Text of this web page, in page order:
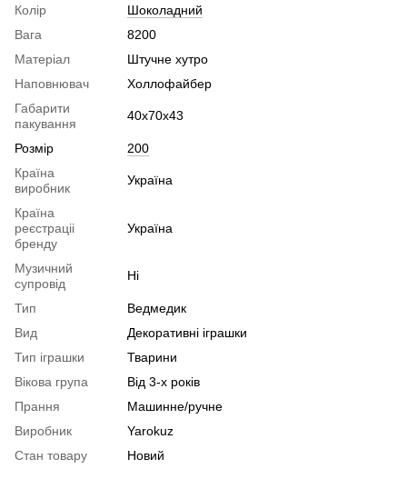
Колір
Шоколадний
Вага
8200
Матеріал
Штучне хутро
Наповнювач
Холлофайбер
Габарити
пакування
40х70х43
Розмір
200
Країна
виробник
Україна
Країна
реєстраціі
бренду
Україна
Музичний
супровід
Ні
Тип
Ведмедик
Вид
Декоративні іграшки
Тип іграшки
Тварини
Вікова група
Від 3-х років
Прання
Машинне/ручне
Виробник
Yarokuz
Стан товару
Новий